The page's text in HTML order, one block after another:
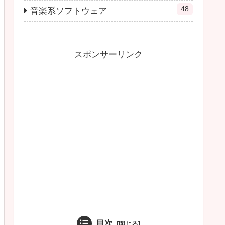
音楽系ソフトウェア 48
スポンサーリンク